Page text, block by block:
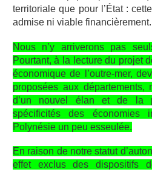
territoriale que pour l’État :
admise ni viable financièrement.
Nous n’y arriverons pas
Pourtant, à la lecture du projet
économique de l’outre-mer,
proposées aux départements,
d’un nouvel élan et de la
spécificités des économies
Polynésie un peu esseulée.
En raison de notre statut
effet exclus des dispositifs